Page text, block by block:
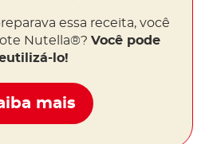
essa receita, você
Nutella®? Você pode
lo!
mais